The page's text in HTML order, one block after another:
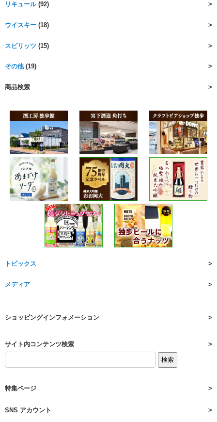
リキュール(92)
ウイスキー (18)
スピリッツ (15)
その他(19)
商品検索
トピックス
メディア
ショッピングインフォメーション
サイト内コンテンツ検索
特集ページ
SNS アカウント